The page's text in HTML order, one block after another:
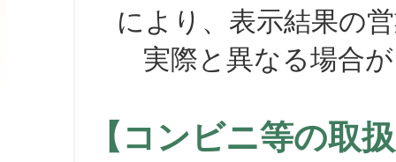
により、表示結果の
実際と異なる場合が
【コンビニ等の取